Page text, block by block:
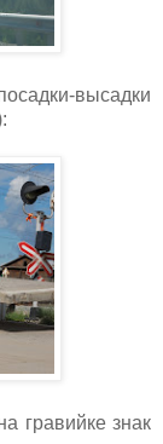
высадки
гравийке знак